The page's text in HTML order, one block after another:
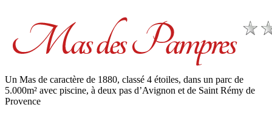
Un Mas de caractère de 1880, classé 4 étoiles, dans un parc de
5.000m² avec piscine, à deux pas d’Avignon et de Saint Rémy de
Provence